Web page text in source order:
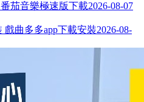
番茄音樂極速版下載2026-08-07
戲曲多多app下載安裝2026-08-